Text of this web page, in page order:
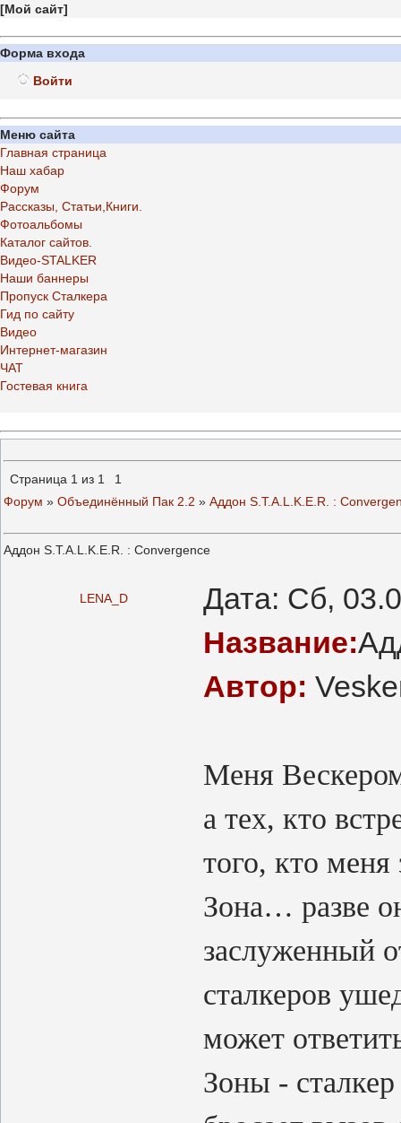
[Мой сайт]
Форма входа
Войти
Меню сайта
Главная страница
Наш хабар
Форум
Рассказы, Статьи,Книги.
Фотоальбомы
Каталог сайтов.
Видео-STALKER
Наши баннеры
Пропуск Сталкера
Гид по сайту
Видео
Интернет-магазин
ЧАТ
Гостевая книга
Страница 1 из 1
1
Форум » Объединённый Пак 2.2 » Аддон S.T.A.L.K.E.R. :
Аддон S.T.A.L.K.E.R. : Convergence
LENA_D Дата: Сб,
Название:
Автор:
Меня
а тех, кто
того, кто меня
Зона… разве
заслуженный
сталкеров
может
Зоны -